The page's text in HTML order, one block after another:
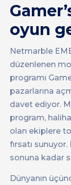
oyun
Netmarble
düzenlenen
programı
pazarlarına
davet ediyor.
program,
olan ekiplere
fırsatı
sonuna kadar
Dünyanın